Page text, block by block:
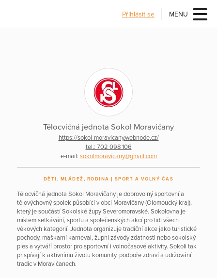
Přihlásit se MENU
Tělocvičná jednota Sokol Moravičany
https://sokol-moravicany.webnode.cz/
tel.: 702 098 106
e-mail: sokolmoravicany@gmail.com
DĚTI, MLÁDEŽ, RODINA SPORT A VOLNÝ ČAS
Tělocvičná jednota Sokol Moravičany je dobrovolný sportovní a
tělovýchovný spolek působící v obci Moravičany (Olomoucký kraj),
který je součástí Sokolské župy Severomoravské. Sokolovna je
místem setkávání, sportu a společenských akcí pro lidi všech
věkových kategorií. Jednota organizuje tradiční akce jako turistické
pochody, maškarní karneval, župní závody zdatnosti nebo sokolský
ples a vytváří prostor pro sportovní i volnočasové aktivity. Sokoli tak
přispívají k aktivnímu životu komunity, podpoře zdraví a udržování
tradic v Moravičanech.